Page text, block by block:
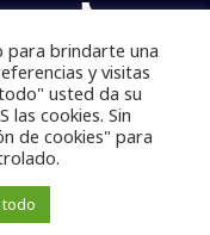
YouTube
TikTok
reservados.
total o parcial sin
ya!
para brindarte una
y visitas
usted da su
las cookies. Sin
de cookies" para